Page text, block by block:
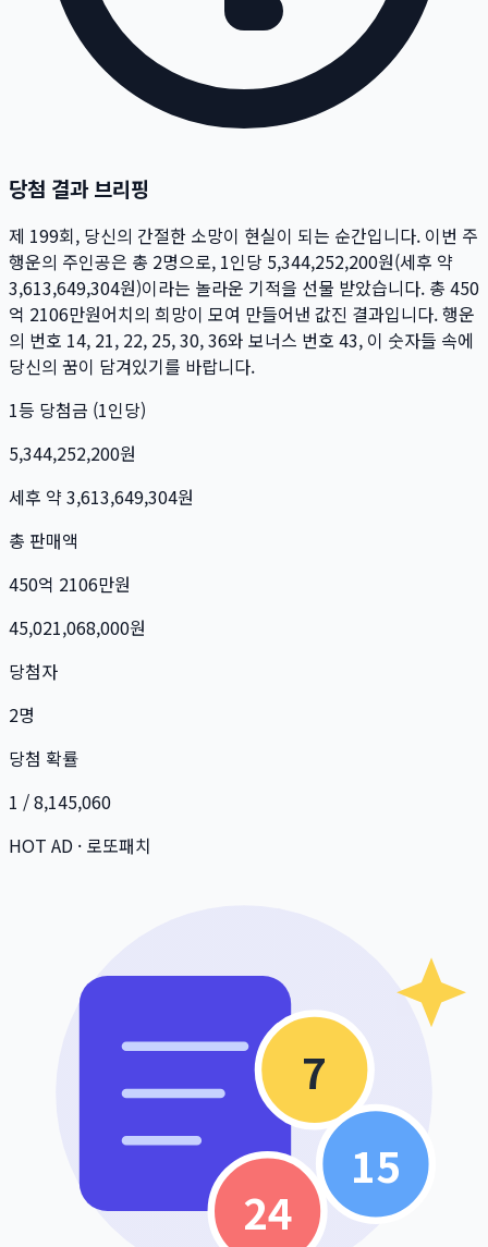
당첨 결과 브리핑
제 199회, 당신의 간절한 소망이 현실이 되는 순간입니다. 이번 주
행운의 주인공은 총 2명으로, 1인당 5,344,252,200원(세후 약
3,613,649,304원)이라는 놀라운 기적을 선물 받았습니다. 총 450
억 2106만원어치의 희망이 모여 만들어낸 값진 결과입니다. 행운
의 번호 14, 21, 22, 25, 30, 36와 보너스 번호 43, 이 숫자들 속에
당신의 꿈이 담겨있기를 바랍니다.
1등 당첨금 (1인당)
5,344,252,200원
세후 약 3,613,649,304원
총 판매액
450억 2106만원
45,021,068,000원
당첨자
2명
당첨 확률
1 / 8,145,060
HOT AD · 로또패치
7
15
24